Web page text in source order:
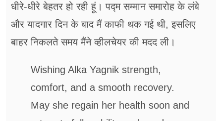
धीरे-धीरे बेहतर हो रही हूं। पद्म सम्मान समारोह के लंबे
और यादगार दिन के बाद मैं काफी थक गई थी, इसलिए
बाहर निकलते समय मैंने व्हीलचेयर की मदद ली।
Wishing Alka Yagnik strength,
comfort, and a smooth recovery.
May she regain her health soon and